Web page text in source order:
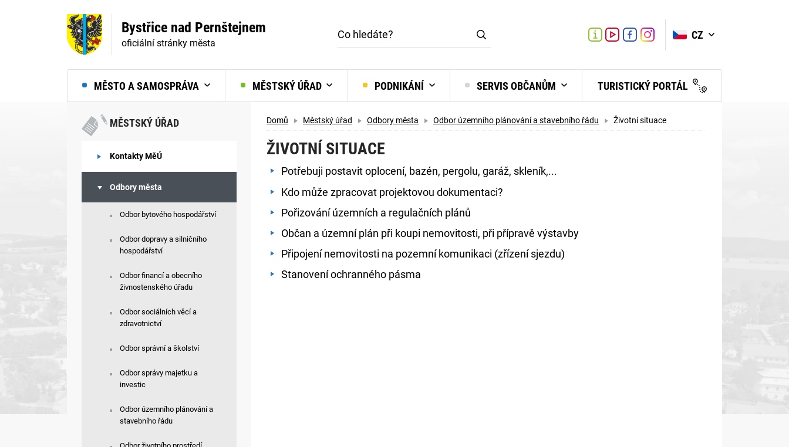
MĚSTO A SAMOSPRÁVA MĚSTSKÝ ÚŘAD PODNIKÁNÍ SERVIS OBČANŮM TURISTICKÝ PORTÁL
Bystřice nad Pernštejnem
oficiální stránky města
Turistické
centrum
LinkLinkLink
CZ
MĚSTSKÝ ÚŘAD
Kontakty MěÚ
Odbory města
Odbor bytového hospodářství
Odbor dopravy a silničního
hospodářství
Odbor financí a obecního
živnostenského úřadu
Odbor sociálních věcí a
zdravotnictví
Odbor správní a školství
Odbor správy majetku a
investic
Odbor územního plánování a
stavebního řádu
Domů Městský úřad Odbory města Odbor územního plánování a stavebního řádu Životní situace
ŽIVOTNÍ SITUACE
Potřebuji postavit oplocení, bazén, pergolu, garáž, skleník,...
Kdo může zpracovat projektovou dokumentaci?
Pořizování územních a regulačních plánů
Občan a územní plán při koupi nemovitosti, při přípravě výstavby
Připojení nemovitosti na pozemní komunikaci (zřízení sjezdu)
Stanovení ochranného pásma